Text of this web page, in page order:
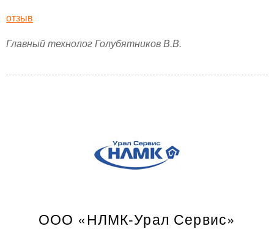
отзыв
Главный технолог Голубятников В.В.
ООО «НЛМК-Урал Сервис»